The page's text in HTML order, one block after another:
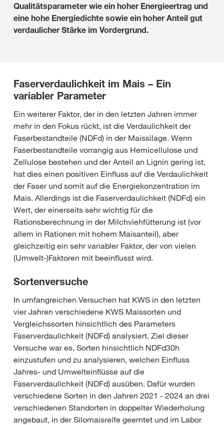
Qualitätsparameter wie ein hoher Energieertrag und
eine hohe Energiedichte sowie ein hoher Anteil gut
verdaulicher Stärke im Vordergrund.
Faserverdaulichkeit im Mais – Ein
variabler Parameter
Ein weiterer Faktor, der in den letzten Jahren immer
mehr in den Fokus rückt, ist die Verdaulichkeit der
Faserbestandteile (NDFd) in der Maissilage. Wenn
Faserbestandteile vorrangig aus Hemicellulose und
Zellulose bestehen und der Anteil an Lignin gering ist,
hat dies einen positiven Einfluss auf die Verdaulichkeit
der Faser und somit auf die Energiekonzentration im
Mais. Allerdings ist die Faserverdaulichkeit (NDFd) ein
Wert, der einerseits sehr wichtig für die
Rationsberechnung in der Milchviehfütterung ist (vor
allem in Rationen mit hohem Maisanteil), aber
gleichzeitig ein sehr variabler Faktor, der von vielen
(Umwelt-)Faktoren mit beeinflusst wird.
Sortenversuche
In umfangreichen Versuchen hat KWS in den letzten
vier Jahren verschiedene KWS Maissorten und
Vergleichssorten hinsichtlich des Parameters
Faserverdaulichkeit (NDFd) analysiert. Ziel dieser
Versuche war es, Sorten hinsichtlich NDFd30h
einzustufen und zu analysieren, welchen Einfluss
Jahres- und Umwelteinflüsse auf die
Faserverdaulichkeit (NDFd) ausüben. Dafür wurden
verschiedene Sorten in den Jahren 2021 - 2024 an drei
verschiedenen Standorten in doppelter Wiederholung
angebaut, in der Silomaisreife geerntet und im Labor